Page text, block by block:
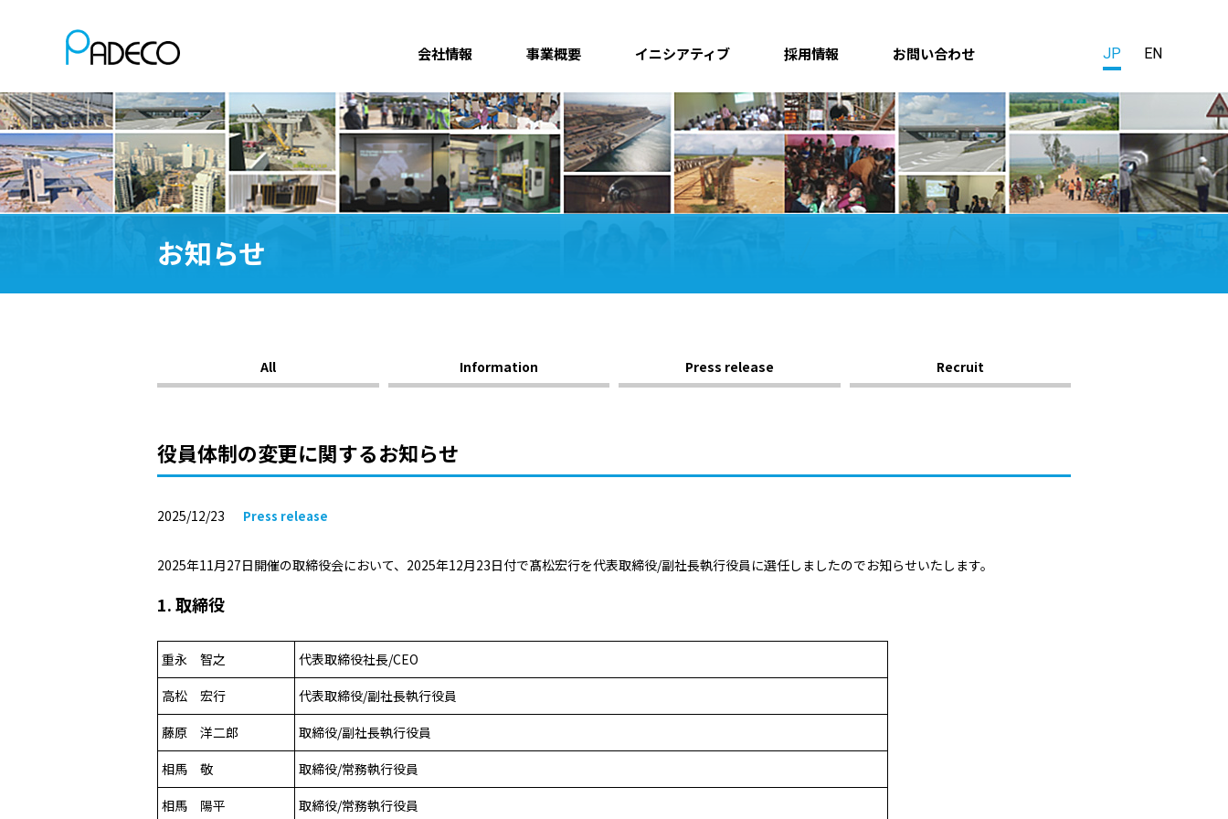
会社情報 事業概要 イニシアティブ 採用情報 お問い合わせ JP EN
お知らせ
All Information Press release Recruit
役員体制の変更に関するお知らせ
2025/12/23 Press release
2025年11月27日開催の取締役会において、2025年12月23日付で髙松宏行を代表取締役/副社長執行役員に選任しましたのでお知らせいたします。
1. 取締役
重永 智之
代表取締役社長/CEO
高松 宏行
代表取締役/副社長執行役員
藤原 洋二郎
取締役/副社長執行役員
相馬 敬
取締役/常務執行役員
相馬 陽平
取締役/常務執行役員